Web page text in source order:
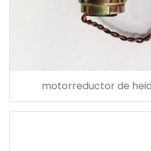
motorreductor de